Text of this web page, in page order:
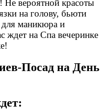
вероятной красоты
на голову, бьюти
маникюра и
ждет на Спа вечеринке
Посад на День